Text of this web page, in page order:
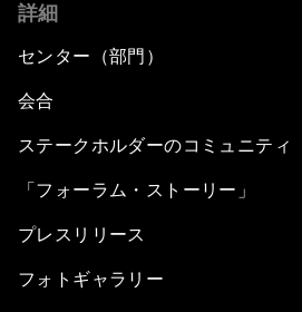
詳細
センター（部門）
会合
ステークホルダーのコミュニティ
「フォーラム・ストーリー」
プレスリリース
フォトギャラリー